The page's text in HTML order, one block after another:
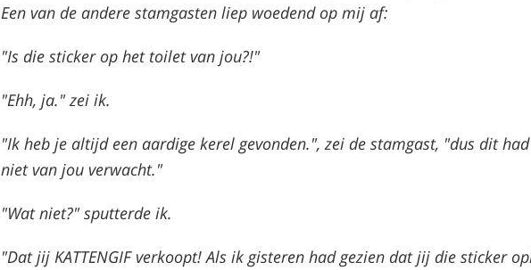
Een van de andere stamgasten liep woedend op mij af:
"Is die sticker op het toilet van jou?!"
"Ehh, ja." zei ik.
"Ik heb je altijd een aardige kerel gevonden.", zei de stamgast, "dus dit
niet van jou verwacht."
"Wat niet?" sputterde ik.
"Dat jij KATTENGIF verkoopt! Als ik gisteren had gezien dat jij die sticker